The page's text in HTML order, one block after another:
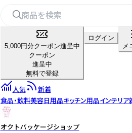
5,000円分クーポン進呈中
クーポン
進呈中
無料で登録
ログイン
メ
人気
新着
食品・飲料美容日用品キッチン用品インテリア
オクトパッケージショップ